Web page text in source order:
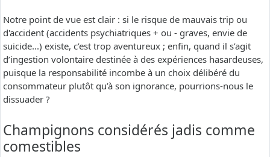
Notre point de vue est clair : si le risque de mauvais trip ou
d'accident (accidents psychiatriques + ou - graves, envie de
suicide...) existe, c’est trop aventureux ; enfin, quand il s’agit
d’ingestion volontaire destinée à des expériences hasardeuses,
puisque la responsabilité incombe à un choix délibéré du
consommateur plutôt qu’à son ignorance, pourrions-nous le
dissuader ?
Champignons considérés jadis comme
comestibles